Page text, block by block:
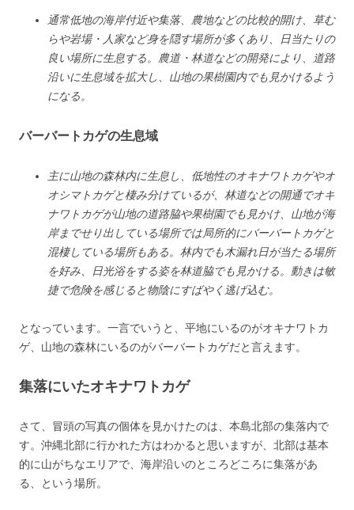
通常低地の海岸付近や集落、農地などの比較的開け、草む
らや岩場・人家など身を隠す場所が多くあり、日当たりの
良い場所に生息する。農道・林道などの開発により、道路
沿いに生息域を拡大し、山地の果樹園内でも見かけるよう
になる。
バーバートカゲの生息域
主に山地の森林内に生息し、低地性のオキナワトカゲやオ
オシマトカゲと棲み分けているが、林道などの開通でオキ
ナワトカゲが山地の道路脇や果樹園でも見かけ、山地が海
岸までせり出している場所では局所的にバーバートカゲと
混棲している場所もある。林内でも木漏れ日が当たる場所
を好み、日光浴をする姿を林道脇でも見かける。動きは敏
捷で危険を感じると物陰にすばやく逃げ込む。
となっています。一言でいうと、平地にいるのがオキナワトカ
ゲ、山地の森林にいるのがバーバートカゲだと言えます。
集落にいたオキナワトカゲ
さて、冒頭の写真の個体を見かけたのは、本島北部の集落内で
す。沖縄北部に行かれた方はわかると思いますが、北部は基本
的に山がちなエリアで、海岸沿いのところどころに集落があ
る、という場所。